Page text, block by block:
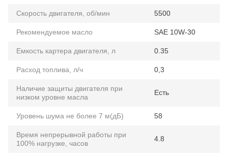
Скорость двигателя, об/мин 5500
Рекомендуемое масло SAE 10W-30
Емкость картера двигателя, л 0.35
Расход топлива, л/ч 0,3
Наличие защиты двигателя при
низком уровне масла
Есть
Уровень шума не более 7 м(дБ) 58
Время непрерывной работы при
100% нагрузке, часов
4.8